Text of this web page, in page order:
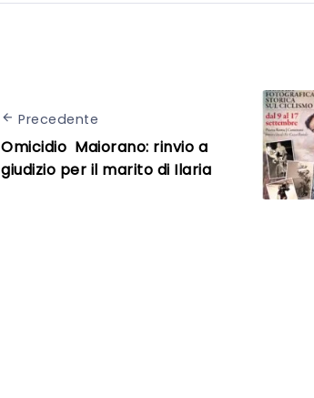
Precedente
Omicidio Maiorano: rinvio a
giudizio per il marito di Ilaria